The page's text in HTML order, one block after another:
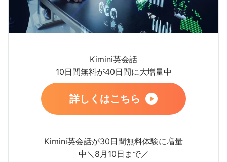
Kimini英会話
10日間無料が40日間に大増量中
詳しくはこちら
Kimini英会話が30日間無料体験に増量
中＼8月10日まで／